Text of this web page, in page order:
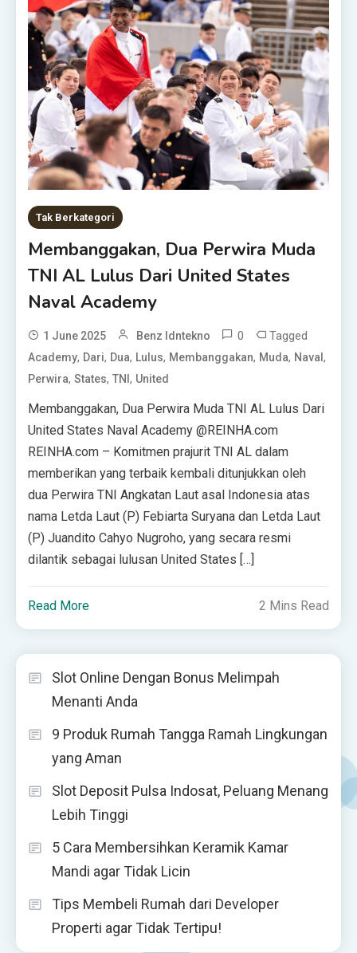
Tak Berkategori
Membanggakan, Dua Perwira Muda
TNI AL Lulus Dari United States
Naval Academy
1 June 2025 Benz Idntekno 0 Tagged
Academy, Dari, Dua, Lulus, Membanggakan, Muda, Naval,
Perwira,States,TNI, United
Membanggakan, Dua Perwira Muda TNI AL Lulus Dari
United States Naval Academy @REINHA.com
REINHA.com – Komitmen prajurit TNI AL dalam
memberikan yang terbaik kembali ditunjukkan oleh
dua Perwira TNI Angkatan Laut asal Indonesia atas
nama Letda Laut (P) Febiarta Suryana dan Letda Laut
(P) Juandito Cahyo Nugroho, yang secara resmi
dilantik sebagai lulusan United States […]
Read More 2 Mins Read
Slot Online Dengan Bonus Melimpah
Menanti Anda
9 Produk Rumah Tangga Ramah Lingkungan
yang Aman
Slot Deposit Pulsa Indosat, Peluang Menang
Lebih Tinggi
5 Cara Membersihkan Keramik Kamar
Mandi agar Tidak Licin
Tips Membeli Rumah dari Developer
Properti agar Tidak Tertipu!